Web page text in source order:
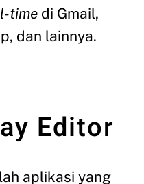
time di Gmail,
dan lainnya.
Editor
aplikasi yang